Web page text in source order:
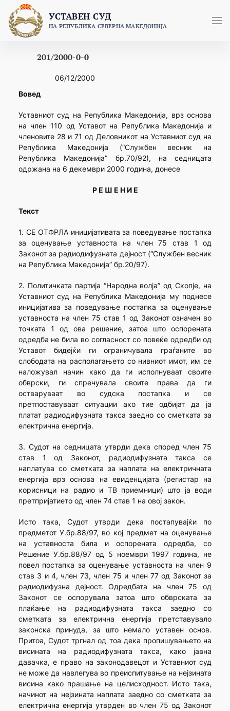
content
УСТАВЕН СУД
НА РЕПУБЛИКА СЕВЕРНА МАКЕДОНИЈА
201/2000-0-0
06/12/2000
Вовед
Уставниот суд на Република Македонија, врз основа
на член 110 од Уставот на Република Македонија и
членовите 28 и 71 од Деловникот на Уставниот суд на
Република Македонија (“Службен весник на
Република Македонија” бр.70/92), на седницата
одржана на 6 декември 2000 година, донесе
Р Е Ш Е Н И Е
Текст
1. СЕ ОТФРЛА иницијативата за поведување постапка
за оценување уставноста на член 75 став 1 од
Законот за радиодифузната дејност (“Службен весник
на Република Македонија” бр.20/97).
2. Политичката партија “Народна волја” од Скопје, на
Уставниот суд на Република Македонија му поднесе
иницијатива за поведување постапка за оценување
уставноста на член 75 став 1 од Законот означен во
точката 1 од ова решение, затоа што оспорената
одредба не била во согласност со повеќе одредби од
Уставот бидејќи ги ограничувала граѓаните во
слободата на располагањето со нивниот имот, им се
наложувал начин како да ги исполнуваат своите
обврски, ги спречувала своите права да ги
остваруваат во судска постапка и се
претпоставуваат ситуации ако тие одбијат да ја
платат радиодифузната такса заедно со сметката за
електрична енергија.
3. Судот на седницата утврди дека според член 75
став 1 од Законот, радиодифузната такса се
наплатува со сметката за наплата на електричната
енергија врз основа на евиденцијата (регистар на
корисници на радио и ТВ приемници) што ја води
претпријатието од член 74 став 1 на овој закон.
Исто така, Судот утврди дека постапувајќи по
предметот У.бр.88/97, во кој предмет на оценување
на уставноста била и оспорената одредба, со
Решение У.бр.88/97 од 5 ноември 1997 година, не
повел постапка за оценување уставноста на член 9
став 3 и 4, член 73, член 75 и член 77 од Законот за
радиодифузна дејност. Одредбата на член 75 од
Законот се оспорувала затоа што обврската за
плаќање на радиодифузната такса заедно со
сметката за електрична енергија претставувало
законска принуда, за што немало уставен основ.
Притоа, Судот тргнал од тоа дека пропишувањето на
висината на радиодифузната такса, како јавна
давачка, е право на законодавецот и Уставниот суд
не може да навлегува во преиспитување на нејзината
висина како прашање на целисходност. Исто така,
начинот на нејзината наплата заедно со сметката за
електрична енергија утврден во член 75 од Законот